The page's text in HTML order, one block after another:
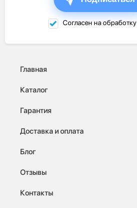
Согласен на обработку
Главная
Каталог
Гарантия
Доставка и оплата
Блог
Отзывы
Контакты